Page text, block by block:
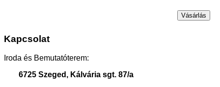
Vásárlás
Kapcsolat
Iroda és Bemutatóterem:
6725 Szeged, Kálvária sgt. 87/a